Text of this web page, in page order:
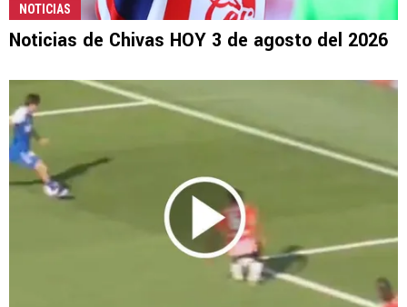
NOTICIAS
Noticias de Chivas HOY 3 de agosto del 2026